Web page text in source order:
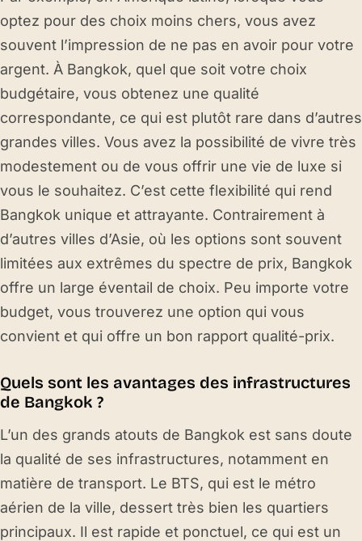
optez pour des choix moins chers, vous avez
souvent l’impression de ne pas en avoir pour votre
argent. À Bangkok, quel que soit votre choix
budgétaire, vous obtenez une qualité
correspondante, ce qui est plutôt rare dans d’autres
grandes villes. Vous avez la possibilité de vivre très
modestement ou de vous offrir une vie de luxe si
vous le souhaitez. C’est cette flexibilité qui rend
Bangkok unique et attrayante. Contrairement à
d’autres villes d’Asie, où les options sont souvent
limitées aux extrêmes du spectre de prix, Bangkok
offre un large éventail de choix. Peu importe votre
budget, vous trouverez une option qui vous
convient et qui offre un bon rapport qualité-prix.
Quels sont les avantages des infrastructures
de Bangkok ?
L’un des grands atouts de Bangkok est sans doute
la qualité de ses infrastructures, notamment en
matière de transport. Le BTS, qui est le métro
aérien de la ville, dessert très bien les quartiers
principaux. Il est rapide et ponctuel, ce qui est un